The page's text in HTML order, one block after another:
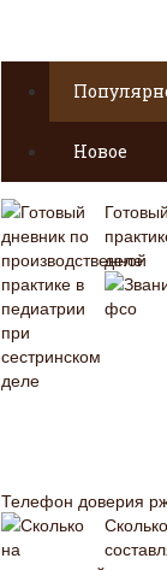
Новое
деле
Телефон доверия